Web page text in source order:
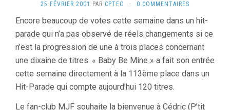
25 FÉVRIER 2001 PAR CPTEO · 0 COMMENTAIRES
Encore beaucoup de votes cette semaine dans un hit-
parade qui n’a pas observé de réels changements si ce
n’est la progression de une à trois places concernant
une dixaine de titres. « Baby Be Mine » a fait son entrée
cette semaine directement à la 113ème place dans un
Hit-Parade qui compte aujourd’hui 120 titres.
Le fan-club MJF souhaite la bienvenue à Cédric (P’tit